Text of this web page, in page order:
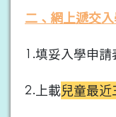
二、網上遞交
1.填妥入學申請
2.上載兒童最